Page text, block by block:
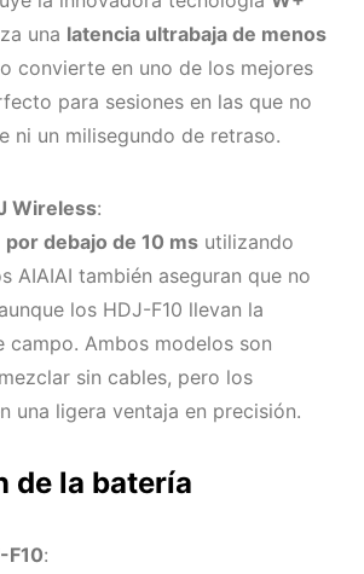
una latencia ultrabaja de menos
convierte en uno de los mejores
para sesiones en las que no
ni un milisegundo de retraso.
Wireless:
por debajo de 10 ms utilizando
AIAIAI también aseguran que no
los HDJ-F10 llevan la
campo. Ambos modelos son
sin cables, pero los
una ligera ventaja en precisión.
de la batería
F10: